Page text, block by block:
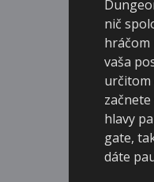
nič
hráčom
vaša
určitom
hlavy
gate,
dáte